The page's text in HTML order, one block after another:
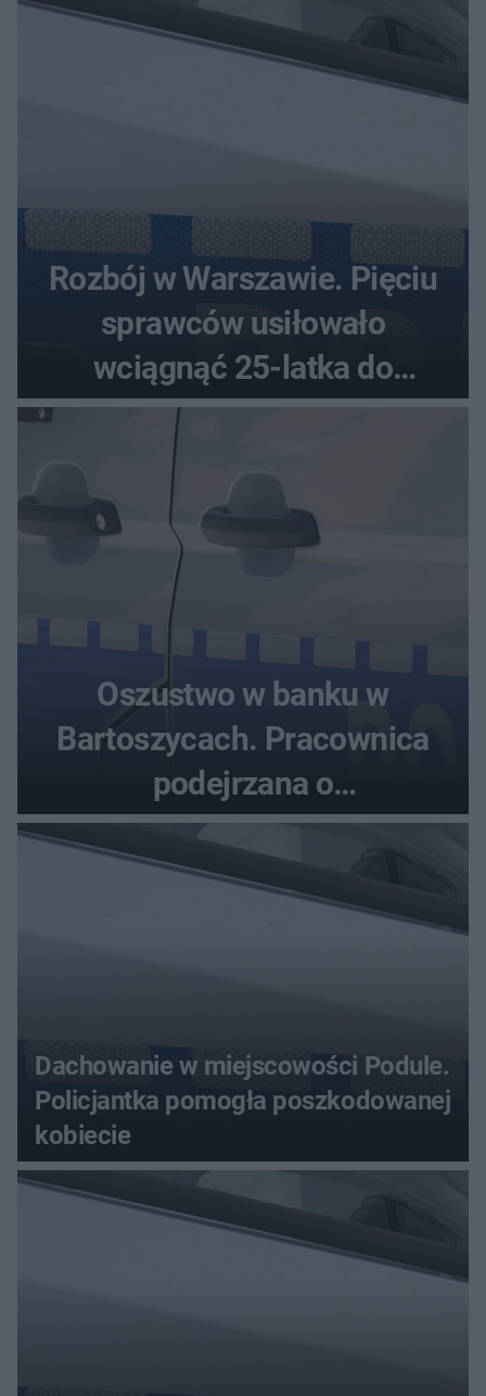
Rozbój w Warszawie. Pięciu
sprawców usiłowało
wciągnąć 25-latka do
samochodu
Oszustwo w banku w
Bartoszycach. Pracownica
podejrzana o
przywłaszczenie 470 000 zł
Dachowanie w miejscowości Podule.
Policjantka pomogła poszkodowanej
kobiecie